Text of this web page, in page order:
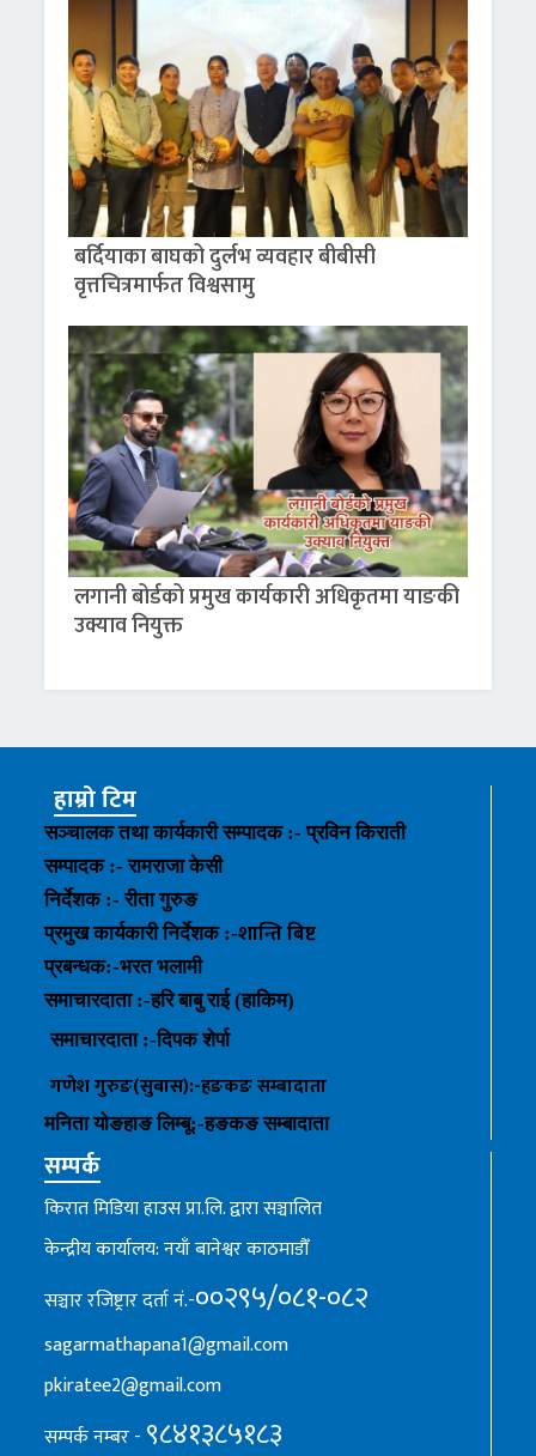
बर्दियाका बाघको दुर्लभ व्यवहार बीबीसी
वृत्तचित्रमार्फत विश्वसामु
लगानी बोर्डको प्रमुख कार्यकारी अधिकृतमा याङकी
उक्याव नियुक्त
हाम्रो टिम
सञ्चालक तथा कार्यकारी सम्पादक :- प्रविन किराती
सम्पादक :- रामराजा केसी
निर्देशक :- रीता गुरुङ
प्रमुख कार्यकारी निर्देशक :-शान्ति बिष्ट
प्रबन्धक:-भरत भलामी
समाचारदाता :-हरि बाबु राई (हाकिम)
समाचारदाता :-दिपक शेर्पा
गणेश गुरुङ(सुबास):-हङकङसम्बादाता
मनिता योङहाङलिम्बू:-हङकङ सम्बादाता
सम्पर्क
किरात मिडिया हाउस प्रा.लि. द्वारा सञ्चालित
केन्द्रीय कार्यालय: नयाँ बानेश्वर काठमाडौँ
सञ्चार रजिष्ट्रार दर्ता नं.-००२९५/०८१-०८२
sagarmathapana1@gmail.com
pkiratee2@gmail.com
सम्पर्क नम्बर - ९८४१३८५१८३